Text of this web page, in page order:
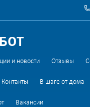
и новости Отзывы
Контакты В шаге от дома
Вакансии